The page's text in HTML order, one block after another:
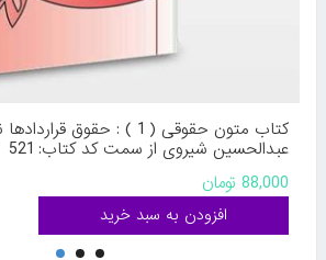
کتاب متون حقوقی ( 1 ) : حقوق
عبدالحسین شیروی از سمت کد کتاب: 521
88,000 تومان